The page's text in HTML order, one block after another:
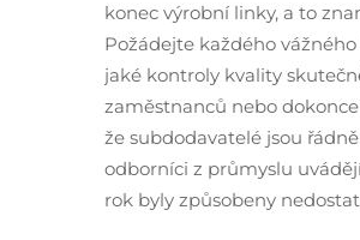
konec výrobní linky, a to
Požádejte každého
jaké kontroly kvality
zaměstnanců nebo
že subdodavatelé jsou
odborníci z průmyslu
rok byly způsobeny